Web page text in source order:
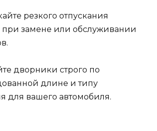
резкого отпускания
при замене или обслуживании
дворники строго по
длине и типу
для вашего автомобиля.